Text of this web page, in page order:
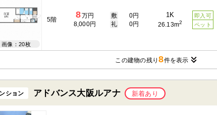
画像：20枚
5階 8万円
8,000円
敷
0円
礼
0円
1K
26.13m2
即入可
ペット
この建物の残り8件を表示
ション アドバンス大阪ルアナ 新着あり